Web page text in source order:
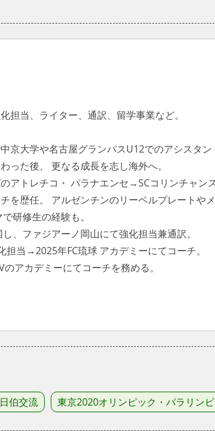
担当、ライター、通訳、留学事業など。
京大学や名古屋グランパスU12でのアシスタ
った後、 更なる成長を志し海外へ。
アトレチコ・ パラナエンセ→SCコリンチャ
を歴任。 アルゼンチンのリーベルプレートや
研修生の経験も。
、ファジアーノ岡山にて強化担当兼通訳。
担当→2025年FC琉球 アカデミーにてコーチ。
アカデミーにてコーチを務める。
日伯交流 東京2020オリンピック・パラリン